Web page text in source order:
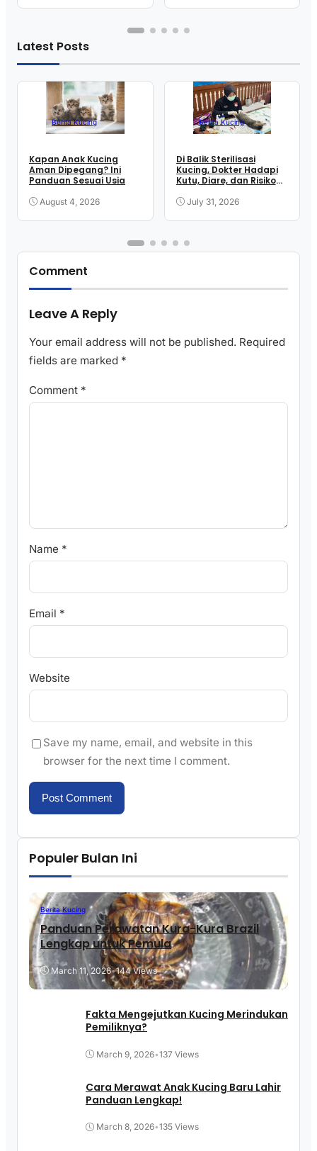
Latest Posts
Berita Kucing
Kapan Anak Kucing
Aman Dipegang? Ini
Panduan Sesuai Usia
August 4, 2026
Berita Kucing
Di Balik Sterilisasi
Kucing, Dokter Hadapi
Kutu, Diare, dan Risiko
July 31, 2026
Comment
Leave A Reply
Your email address will not be published. Required
fields are marked *
Comment *
Name *
Email *
Website
Save my name, email, and website in this
browser for the next time I comment.
Populer Bulan Ini
Berita Kucing
Panduan Perawatan Kura-Kura Brazil
Lengkap untuk Pemula
March 11, 2026•144 Views
Fakta Mengejutkan Kucing Merindukan
Pemiliknya?
March 9, 2026•137 Views
Cara Merawat Anak Kucing Baru Lahir
Panduan Lengkap!
March 8, 2026•135 Views